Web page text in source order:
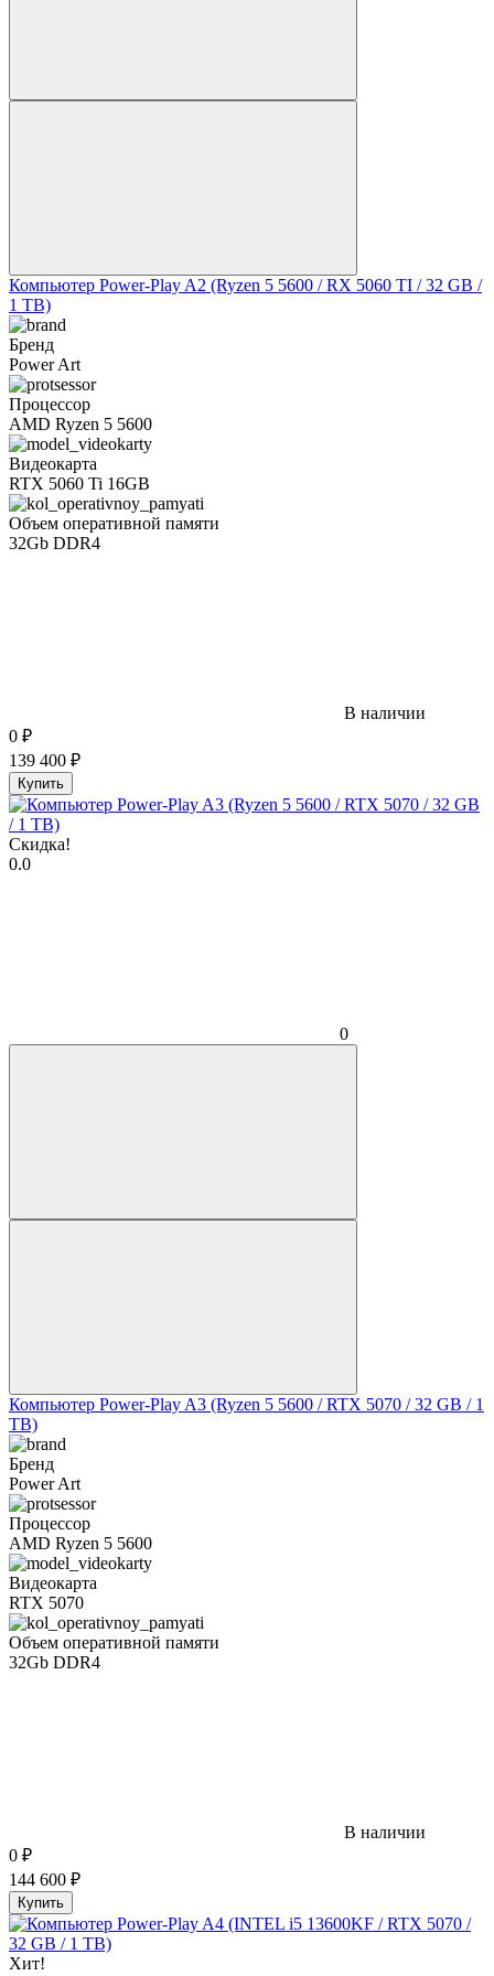
Компьютер Power-Play A2 (Ryzen 5 5600 / RX 5060 TI / 32 GB /
1 TB)
Бренд
Power Art
Процессор
AMD Ryzen 5 5600
Видеокарта
RTX 5060 Ti 16GB
Объем оперативной памяти
32Gb DDR4
В наличии
0 ₽
139 400 ₽
Купить
Скидка!
0.0
0
Компьютер Power-Play A3 (Ryzen 5 5600 / RTX 5070 / 32 GB / 1
TB)
Бренд
Power Art
Процессор
AMD Ryzen 5 5600
Видеокарта
RTX 5070
Объем оперативной памяти
32Gb DDR4
В наличии
0 ₽
144 600 ₽
Купить
Хит!